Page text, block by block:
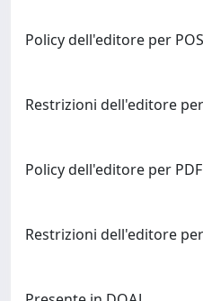
Policy dell'editore per
Restrizioni dell'editore per
Policy dell'editore per PDF
Restrizioni dell'editore